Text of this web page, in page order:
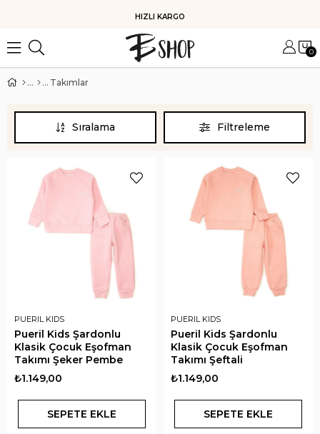
KOLAY İADE
0
Takımlar
Filtreleme
Sıralama
PUERIL KIDS
Pueril Kids Şardonlu
Klasik Çocuk Eşofman
Takımı Şeker Pembe
₺1.149,00
SEPETE EKLE
PUERIL KIDS
Pueril Kids Şardonlu
Klasik Çocuk Eşofman
Takımı Şeftali
₺1.149,00
SEPETE EKLE